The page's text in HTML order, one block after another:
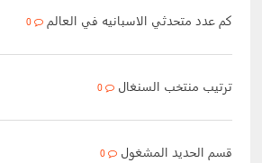
كم عدد متحدثي الاسبانيه في العالم 0
ترتيب منتخب السنغال 0
قسم الحديد المشغول 0